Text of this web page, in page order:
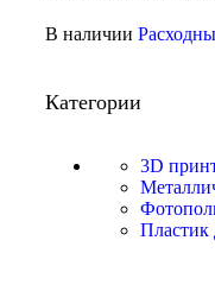
В наличии
Категории
3D
Пластик